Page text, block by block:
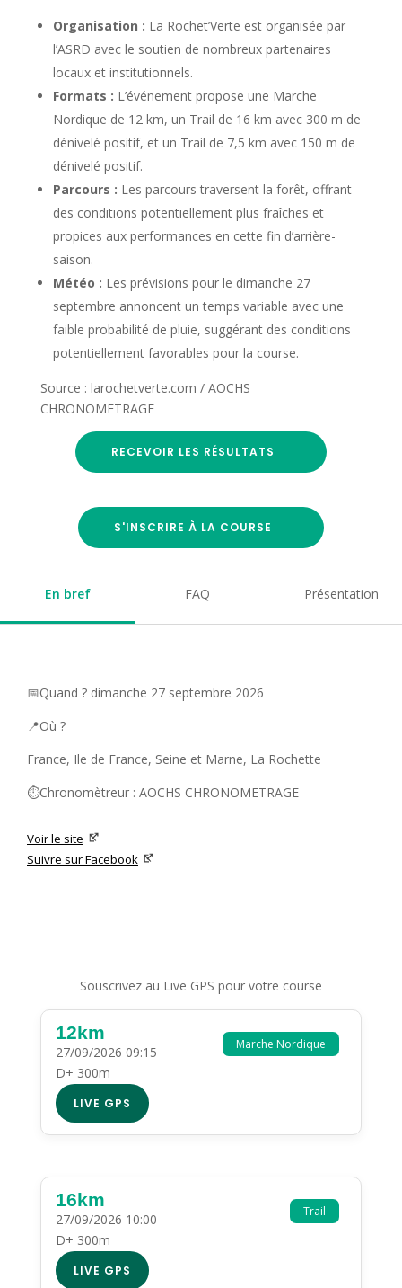
Organisation : La Rochet’Verte est organisée par
l’ASRD avec le soutien de nombreux partenaires
locaux et institutionnels.
Formats : L’événement propose une Marche
Nordique de 12 km, un Trail de 16 km avec 300 m de
dénivelé positif, et un Trail de 7,5 km avec 150 m de
dénivelé positif.
Parcours : Les parcours traversent la forêt, offrant
des conditions potentiellement plus fraîches et
propices aux performances en cette fin d’arrière-
saison.
Météo : Les prévisions pour le dimanche 27
septembre annoncent un temps variable avec une
faible probabilité de pluie, suggérant des conditions
potentiellement favorables pour la course.
Source : larochetverte.com / AOCHS
CHRONOMETRAGE
RECEVOIR LES RÉSULTATS
S'INSCRIRE À LA COURSE
En bref FAQ Présentation
📅Quand ? dimanche 27 septembre 2026
📍Où ?
France, Ile de France, Seine et Marne, La Rochette
⏱️Chronomètreur : AOCHS CHRONOMETRAGE
Voir le site
Suivre sur Facebook
Souscrivez au Live GPS pour votre course
Marche Nordique
12km
27/09/2026 09:15
D+ 300m
LIVE GPS
Trail
16km
27/09/2026 10:00
D+ 300m
LIVE GPS